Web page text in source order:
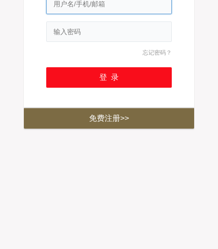
忘记密码？
免费注册>>